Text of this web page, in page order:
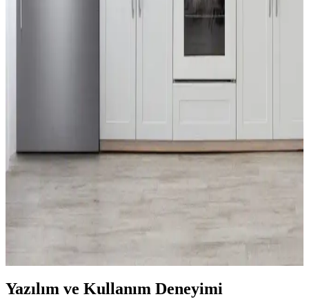
CATL'nin geliştirdiği ikinci nesil LFP batarya, hızlı şarj imkanı ve
LG ThinQ Akıllı Ev Cihazlarında Gizlilik Endişeleri
paylaşımı ve uygulama sorunları karşısında bilinçli tercihler yapıyor.
LG Buzdolaplarında Kompresör Arızaları, Servis
Sorunları ve Dayanıklılık Değerlendirmesi
LG buzdolaplarında özellikle lineer kompresör kaynaklı arızalar
yaygınlaşıyor. Servis hizmetlerindeki gecikmeler ve yüksek
maliyetler kullanıcı memnuniyetini azaltıyor. Kompresör tipi
seçiminde dikkatli olunmalı.
Yazılım ve Kullanım Deneyimi